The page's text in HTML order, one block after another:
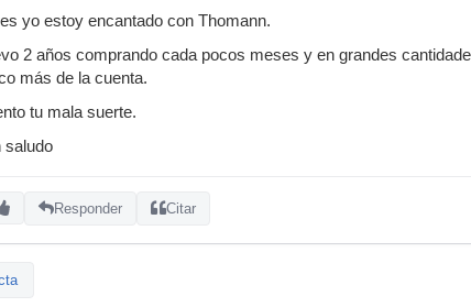
yo estoy encantado con Thomann.
2 años comprando cada pocos meses y en grandes
más de la cuenta.
tu mala suerte.
saludo
Responder Citar